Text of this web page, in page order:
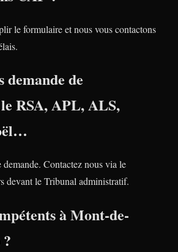
le formulaire et nous vous contactons
demande de
RSA, APL, ALS,
demande. Contactez nous via le
devant le Tribunal administratif.
à Mont-de-